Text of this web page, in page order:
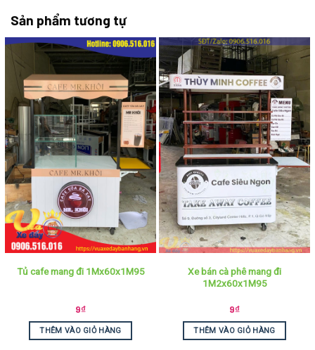
Sản phẩm tương tự
Tủ cafe mang đi 1Mx60x1M95
9₫
THÊM VÀO GIỎ HÀNG
Xe bán cà phê mang đi
1M2x60x1M95
9₫
THÊM VÀO GIỎ HÀNG